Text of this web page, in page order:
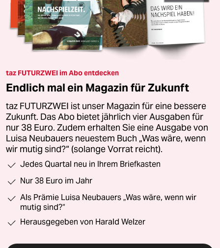
taz FUTURZWEI im Abo entdecken
Endlich mal ein Magazin für Zukunft
taz FUTURZWEI ist unser Magazin für eine bessere
Zukunft. Das Abo bietet jährlich vier Ausgaben für
nur 38 Euro. Zudem erhalten Sie eine Ausgabe von
Luisa Neubauers neuestem Buch „Was wäre, wenn
wir mutig sind?“ (solange Vorrat reicht).
Jedes Quartal neu in Ihrem Briefkasten
Nur 38 Euro im Jahr
Als Prämie Luisa Neubauers „Was wäre, wenn wir
mutig sind?“
Herausgegeben von Harald Welzer